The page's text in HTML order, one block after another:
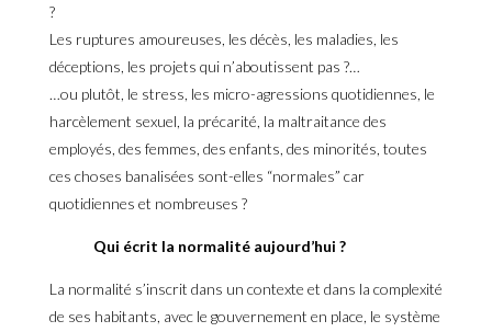
?
Les ruptures amoureuses, les décès, les maladies, les
déceptions, les projets qui n’aboutissent pas ?…
…ou plutôt, le stress, les micro-agressions quotidiennes, le
harcèlement sexuel, la précarité, la maltraitance des
employés, des femmes, des enfants, des minorités, toutes
ces choses banalisées sont-elles “normales” car
quotidiennes et nombreuses ?
Qui écrit la normalité aujourd’hui ?
La normalité s’inscrit dans un contexte et dans la complexité
de ses habitants, avec le gouvernement en place, le système